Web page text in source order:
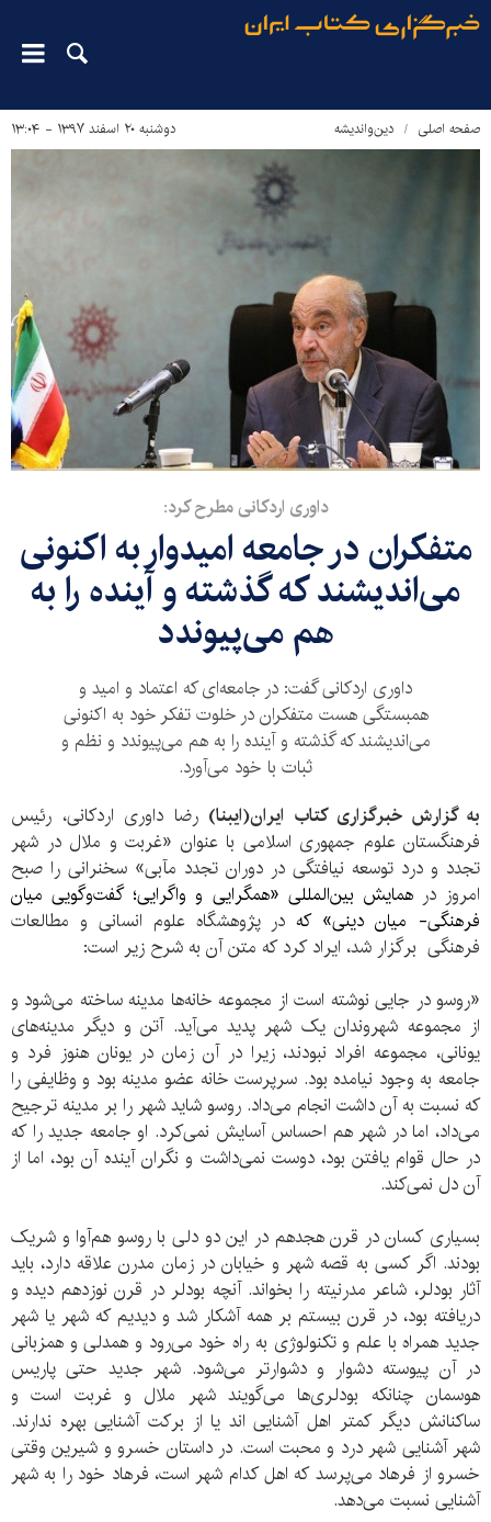
صفحه اصلی دین‌واندیشه دوشنبه ۲۰ اسفند ۱۳۹۷ - ۱۳:۰۴
داوری اردکانی مطرح کرد:
متفکران در جامعه امیدوار به اکنونی
می‌اندیشند که گذشته و آینده را به
هم می‌پیوندد
داوری اردکانی گفت: در جامعه‌ای که اعتماد و امید و
همبستگی هست متفکران در خلوت تفکر خود به اکنونی
می‌اندیشند که گذشته و آینده را به هم می‌پیوندد و نظم و
ثبات با خود می‌آورد.
به گزارش خبرگزاری کتاب ایران(ایبنا) رضا داوری اردکانی، رئیس
فرهنگستان علوم جمهوری اسلامی با عنوان «غربت و ملال در شهر
تجدد و درد توسعه نیافتگی در دوران تجدد مآبی» سخنرانی را صبح
امروز درهمایش بین‌المللی «همگرایی و واگرایی؛ گفت‌و‌گویی میان
فرهنگی- میان دینی» کهدر پژوهشگاه علوم انسانی و مطالعات
فرهنگی برگزار شد، ایراد کرد که متن آن به شرح زیر است:
«روسو در جایی نوشته است از مجموعه خانه‌ها مدینه ساخته می‌شود و
از مجموعه شهروندان یک شهر پدید می‌آید. آتن و دیگر مدینه‌های
یونانی، مجموعه افراد نبودند، زیرا در آن زمان در یونان هنوز فرد و
جامعه به وجود نیامده بود. سرپرست خانه عضو مدینه بود و وظایفی را
که نسبت به آن داشت انجام می‌داد. روسو شاید شهر را بر مدینه ترجیح
می‌داد، اما در شهر هم احساس آسایش نمی‌کرد. او جامعه جدید را که
در حال قوام یافتن بود، دوست نمی‌داشت و نگران آینده آن بود، اما از
آن دل نمی‌کند.
بسیاری کسان در قرن هجدهم در این دو دلی با روسو هم‌آوا و شریک
بودند. اگر کسی به قصه شهر و خیابان در زمان مدرن علاقه دارد، باید
آثار بودلر، شاعر مدرنیته را بخواند. آنچه بودلر در قرن نوزدهم دیده و
دریافته بود، در قرن بیستم بر همه آشکار شد و دیدیم که شهر یا شهر
جدید همراه با علم و تکنولوژی به راه خود می‌رود و همدلی و همزبانی
در آن پیوسته دشوار و دشوارتر می‌شود. شهر جدید حتی پاریس
هوسمان چنانکه بودلری‌ها می‌گویند شهر ملال و غربت است و
ساکنانش دیگر کمتر اهل آشنایی اند یا از برکت آشنایی بهره ندارند.
شهر آشنایی شهر درد و محبت است. در داستان خسرو و شیرین وقتی
خسرو از فرهاد می‌پرسد که اهل کدام شهر است، فرهاد خود را به شهر
آشنایی نسبت می‌دهد.